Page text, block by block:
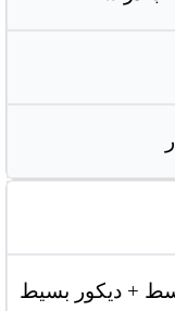
+ ديكور بسيط